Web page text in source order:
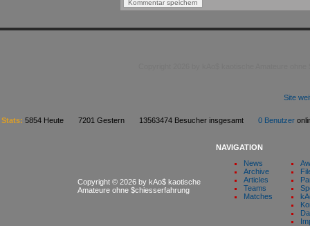
Site
Stats: 5854 Heute 7201 Gestern 13563474 Besucher insgesamt 0 Benutzer
Copyright © 2026 by kAo$ kaotische
Amateure ohne $chiesserfahrung
NAVIGATION
News
Archive
Articles
Teams
Matches